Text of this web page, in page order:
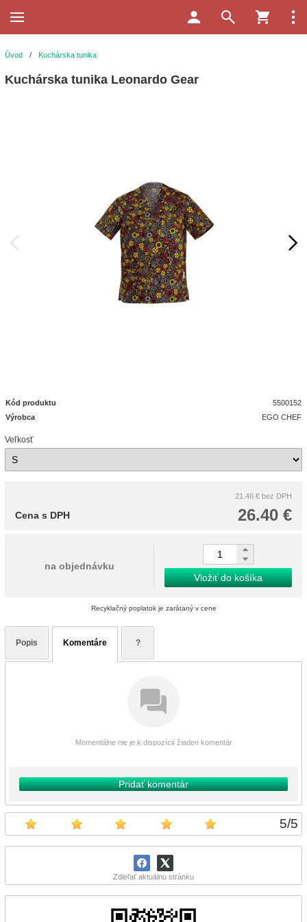
5/5
Zdieľať aktuálnu stránku
Úvod / Kuchárska tunika
Kuchárska tunika Leonardo Gear
Kód produktu
5500152
Výrobca
EGO CHEF
Veľkosť
21.46 € bez DPH
26.40 €
Cena s DPH
na objednávku
Vložiť do košíka
Recyklačný poplatok je zarátaný v cene
Popis Komentáre ?
Momentálne nie je k dispozícií žiaden komentár
Pridať komentár